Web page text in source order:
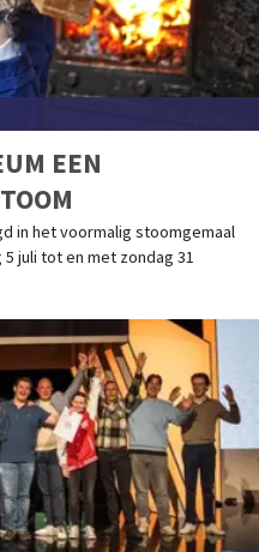
EEN
in het voormalig stoomgemaal
juli tot en met zondag 31